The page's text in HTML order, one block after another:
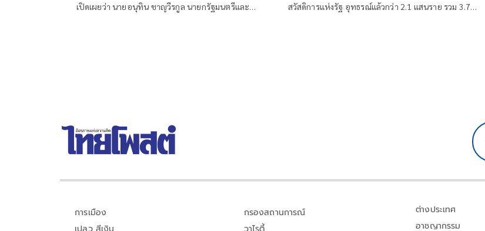
เปิดเผยว่า นายอนุทิน ชาญวีรกูล นายกรัฐมนตรีและ
สวัสดิการแห่งรัฐ อุทธรณ์แล้วกว่า 2.1 แสนราย รวม 3.7
การเมือง
กรองสถานการณ์
ต่างประเทศ
อาชญากรรม